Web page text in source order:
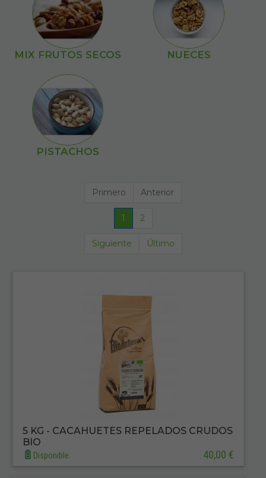
MIX FRUTOS SECOS NUECES
PISTACHOS
Primero Anterior
1 2
Siguiente Último
5 KG - CACAHUETES REPELADOS CRUDOS
BIO
Disponible 40,00 €